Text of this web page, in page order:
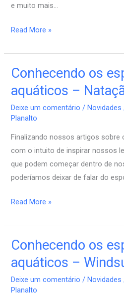
e muito mais…
Read More »
Conhecendo os
aquáticos –
Deixe um comentário /Novidades
Planalto
Finalizando nossos artigos sobre
com o intuito de inspirar nossos
que podem começar dentro de
poderíamos deixar de falar do
Conhecendo
esportes
aquáticos
Natação
Read More »
Conhecendo os
aquáticos –
Deixe um comentário /Novidades
Planalto
Conhecendo
esportes
aquáticos